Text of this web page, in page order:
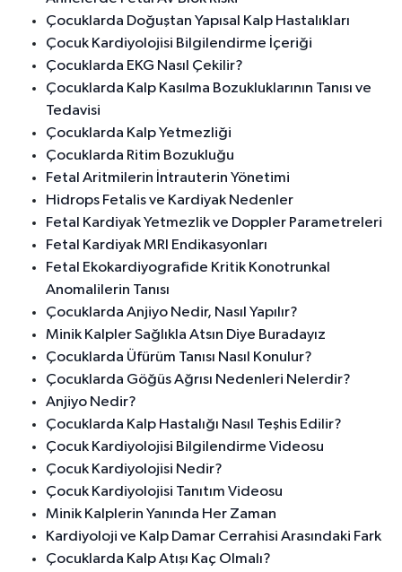
Çocuklarda Doğuştan Yapısal Kalp Hastalıkları
Çocuk Kardiyolojisi Bilgilendirme İçeriği
Çocuklarda EKG Nasıl Çekilir?
Çocuklarda Kalp Kasılma Bozukluklarının Tanısı ve
Tedavisi
Çocuklarda Kalp Yetmezliği
Çocuklarda Ritim Bozukluğu
Fetal Aritmilerin İntrauterin Yönetimi
Hidrops Fetalis ve Kardiyak Nedenler
Fetal Kardiyak Yetmezlik ve Doppler Parametreleri
Fetal Kardiyak MRI Endikasyonları
Fetal Ekokardiyografide Kritik Konotrunkal
Anomalilerin Tanısı
Çocuklarda Anjiyo Nedir, Nasıl Yapılır?
Minik Kalpler Sağlıkla Atsın Diye Buradayız
Çocuklarda Üfürüm Tanısı Nasıl Konulur?
Çocuklarda Göğüs Ağrısı Nedenleri Nelerdir?
Anjiyo Nedir?
Çocuklarda Kalp Hastalığı Nasıl Teşhis Edilir?
Çocuk Kardiyolojisi Bilgilendirme Videosu
Çocuk Kardiyolojisi Nedir?
Çocuk Kardiyolojisi Tanıtım Videosu
Minik Kalplerin Yanında Her Zaman
Kardiyoloji ve Kalp Damar Cerrahisi Arasındaki Fark
Çocuklarda Kalp Atışı Kaç Olmalı?